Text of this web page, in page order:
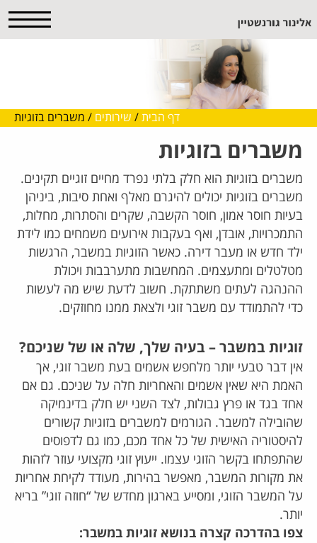
דף הבית / שירותים / משברים בזוגיות
משברים בזוגיות
משברים בזוגיות הוא חלק בלתי נפרד מחיים זוגיים תקינים.
משברים בזוגיות יכולים להיגרם מאלף ואחת סיבות, ביניהן
בעיות חוסר אמון, חוסר הקשבה, שקרים והסתרות, מחלות,
התמכרויות, אובדן, ואף בעקבות אירועים משמחים כמו לידת
ילד חדש או מעבר דירה. כאשר הזוגיות במשבר, הרגשות
מטלטלים ומתעצמים. המחשבות מתערבבות ויכולת
ההנהגה לעתים משתתקת. חשוב לדעת שיש מה לעשות
כדי להתמודד עם משבר זוגי ולצאת ממנו מחוזקים.
זוגיות במשבר – בעיה שלך, שלה או של שניכם?
אין דבר טבעי יותר מלחפש אשמים בעת משבר זוגי, אך
האמת היא שאין אשמים והאחריות חלה על שניכם. גם אם
אחד בגד או פרץ גבולות, לצד השני יש חלק בדינמיקה
שהובילה למשבר. הגורמים למשברים בזוגיות קשורים
להיסטוריה האישית של כל אחד מכם, כמו גם לדפוסים
שהתפתחו בקשר הזוגי עצמו. ייעוץ זוגי מקצועי עוזר לזהות
את מקורות המשבר, מאפשר בהירות, מעודד לקיחת אחריות
על המשבר הזוגי, ומסייע בארגון מחדש של “חוזה זוגי” בריא
יותר.
צפו בהדרכה קצרה בנושא זוגיות במשבר: